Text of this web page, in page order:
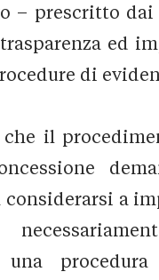
– prescritto
ed
di
che il
considerarsi a
una